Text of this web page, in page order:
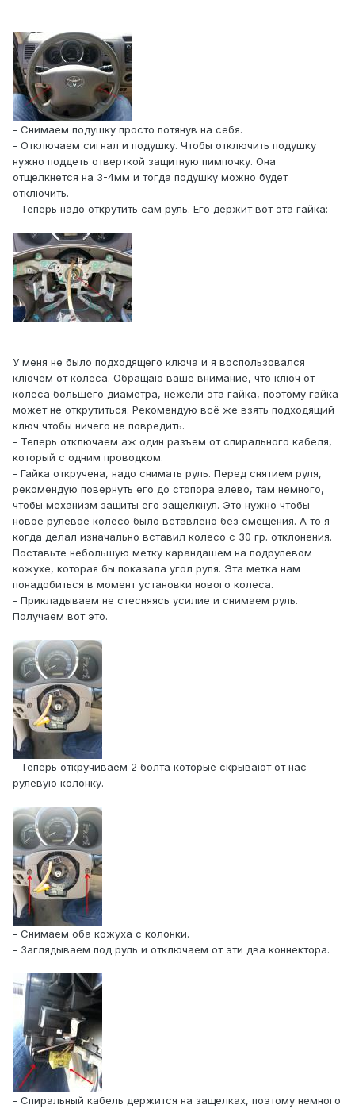
- Снимаем подушку просто потянув на себя.
- Отключаем сигнал и подушку. Чтобы отключить подушку
нужно поддеть отверткой защитную пимпочку. Она
отщелкнется на 3-4мм и тогда подушку можно будет
отключить.
- Теперь надо открутить сам руль. Его держит вот эта гайка:
У меня не было подходящего ключа и я воспользовался
ключем от колеса. Обращаю ваше внимание, что ключ от
колеса большего диаметра, нежели эта гайка, поэтому гайка
может не открутиться. Рекомендую всё же взять подходящий
ключ чтобы ничего не повредить.
- Теперь отключаем аж один разъем от спирального кабеля,
который с одним проводком.
- Гайка откручена, надо снимать руль. Перед снятием руля,
рекомендую повернуть его до стопора влево, там немного,
чтобы механизм защиты его защелкнул. Это нужно чтобы
новое рулевое колесо было вставлено без смещения. А то я
когда делал изначально вставил колесо с 30 гр. отклонения.
Поставьте небольшую метку карандашем на подрулевом
кожухе, которая бы показала угол руля. Эта метка нам
понадобиться в момент установки нового колеса.
- Прикладываем не стесняясь усилие и снимаем руль.
Получаем вот это.
- Теперь откручиваем 2 болта которые скрывают от нас
рулевую колонку.
- Снимаем оба кожуха с колонки.
- Заглядываем под руль и отключаем от эти два коннектора.
- Спиральный кабель держится на защелках, поэтому немного